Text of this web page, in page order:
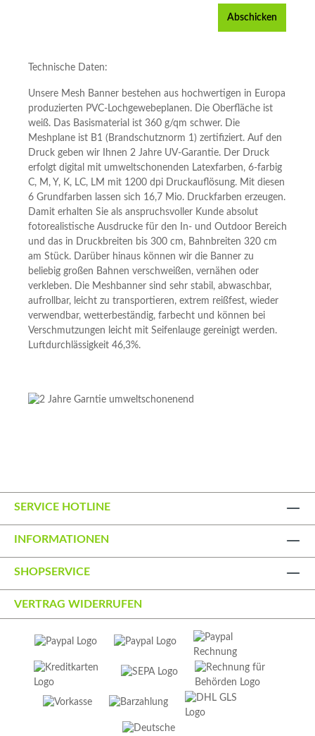
Abschicken
Technische Daten:
Unsere Mesh Banner bestehen aus hochwertigen in Europa
produzierten PVC-Lochgewebeplanen. Die Oberfläche ist
weiß. Das Basismaterial ist 360 g/qm schwer. Die
Meshplane ist B1 (Brandschutznorm 1) zertifiziert. Auf den
Druck geben wir Ihnen 2 Jahre UV-Garantie. Der Druck
erfolgt digital mit umweltschonenden Latexfarben, 6-farbig
C, M, Y, K, LC, LM mit 1200 dpi Druckauflösung. Mit diesen
6 Grundfarben lassen sich 16,7 Mio. Druckfarben erzeugen.
Damit erhalten Sie als anspruchsvoller Kunde absolut
fotorealistische Ausdrucke für den In- und Outdoor Bereich
und das in Druckbreiten bis 300 cm, Bahnbreiten 320 cm
am Stück. Darüber hinaus können wir die Banner zu
beliebig großen Bahnen verschweißen, vernähen oder
verkleben. Die Meshbanner sind sehr stabil, abwaschbar,
aufrollbar, leicht zu transportieren, extrem reißfest, wieder
verwendbar, wetterbeständig, farbecht und können bei
Verschmutzungen leicht mit Seifenlauge gereinigt werden.
Luftdurchlässigkeit 46,3%.
SERVICE HOTLINE
INFORMATIONEN
SHOPSERVICE
VERTRAG WIDERRUFEN